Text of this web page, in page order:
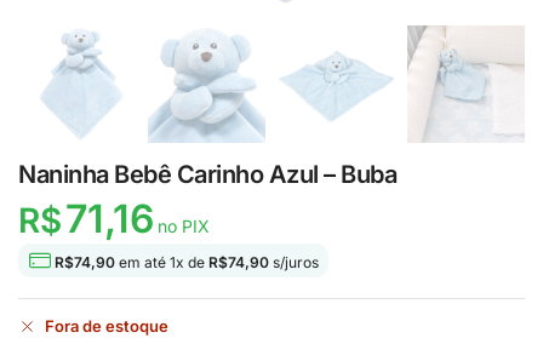
Naninha Bebê Carinho Azul – Buba
R$71,16 no PIX
R$74,90 em até 1x de R$74,90 s/juros
Fora de estoque